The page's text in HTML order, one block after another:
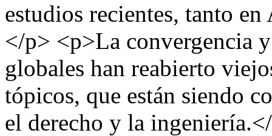
estudios recientes, tanto
</p> <p>La convergencia
globales han reabierto
tópicos, que están siendo
el derecho y la